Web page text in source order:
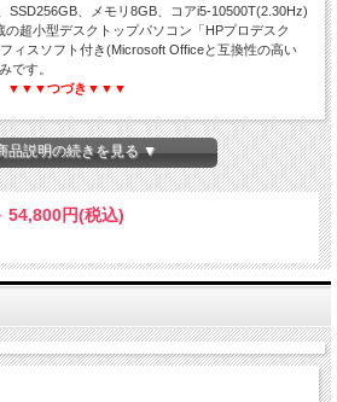
SSD256GB、メモリ8GB、コアi5-10500T(2.30Hz)
超小型デスクトップパソコン「HPプロデスク
ィスソフト付き(Microsoft Officeと互換性の高い
です。
▼▼▼つづき▼▼▼
Office付き
品説明の続きを見る ▼
54,800円(税込)